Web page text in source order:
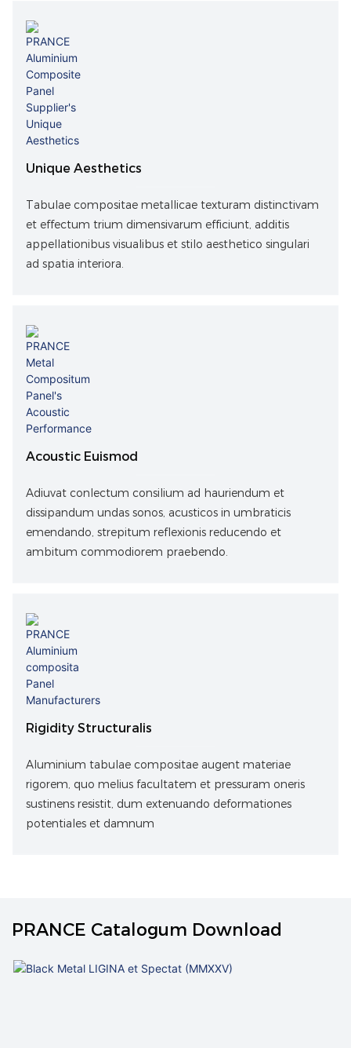
Unique Aesthetics
Tabulae compositae metallicae texturam distinctivam
et effectum trium dimensivarum efficiunt, additis
appellationibus visualibus et stilo aesthetico singulari
ad spatia interiora.
Acoustic Euismod
Adiuvat conlectum consilium ad hauriendum et
dissipandum undas sonos, acusticos in umbraticis
emendando, strepitum reflexionis reducendo et
ambitum commodiorem praebendo.
Rigidity Structuralis
Aluminium tabulae compositae augent materiae
rigorem, quo melius facultatem et pressuram oneris
sustinens resistit, dum extenuando deformationes
potentiales et damnum
PRANCE Catalogum Download